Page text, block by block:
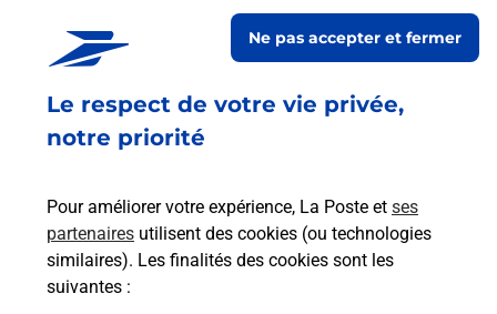
Le respect de votre vie privée,
notre priorité
Pour améliorer votre expérience, La Poste et ses
partenaires utilisent des cookies (ou technologies
similaires). Les finalités des cookies sont les
suivantes :
Ne pas accepter et fermer
retirer les agrafes, trombones et décorner vos pages.
Le lien s'ouvre dans un nouvel onglet
Services
En savoir plus